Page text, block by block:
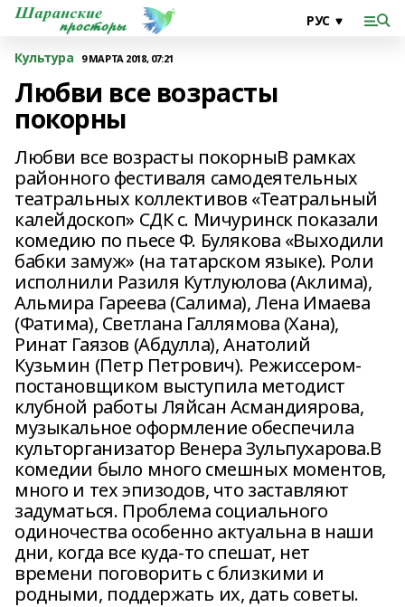
Культура 9 МАРТА 2018, 07:21
Любви все возрасты
покорны
Любви все возрасты покорныВ рамках
районного фестиваля самодеятельных
театральных коллективов «Театральный
калейдоскоп» СДК с. Мичуринск показали
комедию по пьесе Ф. Булякова «Выходили
бабки замуж» (на татарском языке). Роли
исполнили Разиля Кутлуюлова (Аклима),
Альмира Гареева (Салима), Лена Имаева
(Фатима), Светлана Галлямова (Хана),
Ринат Гаязов (Абдулла), Анатолий
Кузьмин (Петр Петрович). Режиссером-
постановщиком выступила методист
клубной работы Ляйсан Асмандиярова,
музыкальное оформление обеспечила
культорганизатор Венера Зульпухарова.В
комедии было много смешных моментов,
много и тех эпизодов, что заставляют
задуматься. Проблема социального
одиночества особенно актуальна в наши
дни, когда все куда-то спешат, нет
времени поговорить с близкими и
родными, поддержать их, дать советы.